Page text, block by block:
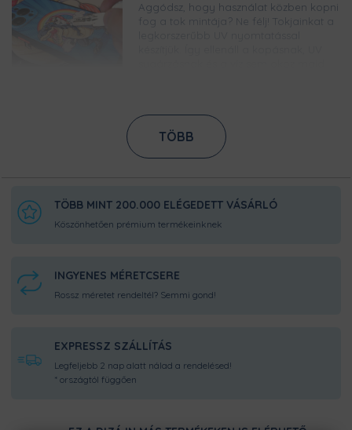
Aggódsz, hogy használat közben kopni
fog a tok mintája? Ne félj! Tokjainkat a
GUMÍROZOTT KERET
tapadásról, így telefonod nem fog
kicsúszni a kezedből. A hangerőt
könnyedén tudod majd állítani, akár a
KIEMELT KAMERASZEGÉLYEK
karcoknak a lencsén. A gumírozott
káva leeséskor elnyeli az ütés erejét, így
akadályozva az esetleges törést. Így
TÖBB
TÖBB MINT 200.000 ELÉGEDETT VÁSÁRLÓ
Köszönhetően prémium termékeinknek
INGYENES MÉRETCSERE
Rossz méretet rendeltél? Semmi gond!
EXPRESSZ SZÁLLÍTÁS
Legfeljebb 2 nap alatt nálad a rendelésed!
* országtól függően